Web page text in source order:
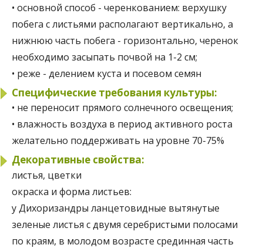
• основной способ - черенкованием: верхушку
побега с листьями располагают вертикально, а
нижнюю часть побега - горизонтально, черенок
необходимо засыпать почвой на 1-2 см;
• реже - делением куста и посевом семян
Специфические требования культуры:
• не переносит прямого солнечного освещения;
• влажность воздуха в период активного роста
желательно поддерживать на уровне 70-75%
Декоративные свойства:
листья, цветки
окраска и форма листьев:
у Дихоризандры ланцетовидные вытянутые
зеленые листья с двумя серебристыми полосами
по краям, в молодом возрасте срединная часть